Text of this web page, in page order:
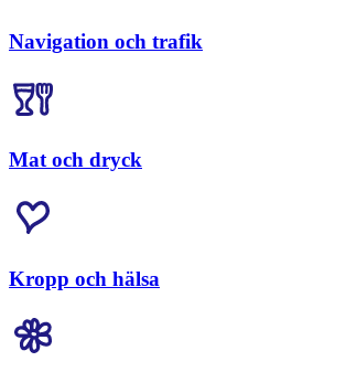
Navigation och trafik
Mat och dryck
Kropp och hälsa